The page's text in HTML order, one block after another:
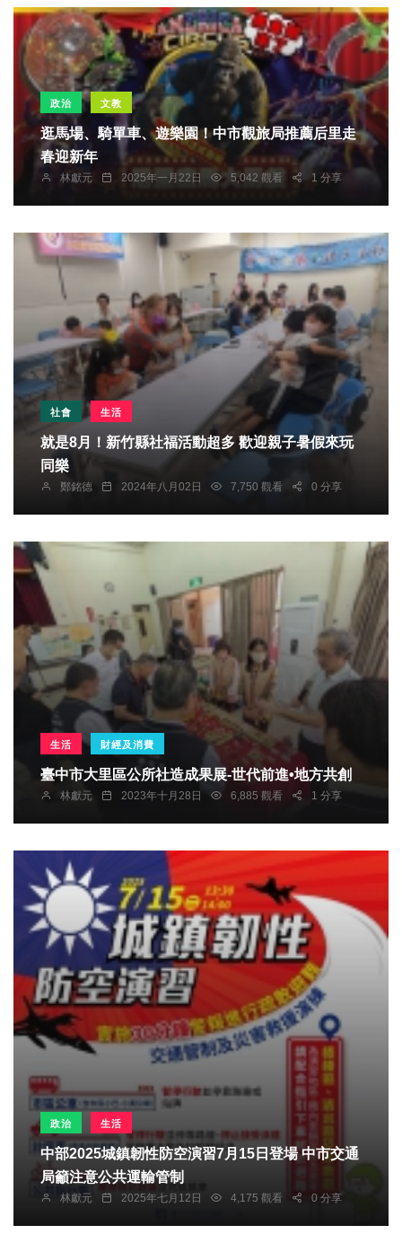
政治 文教
逛馬場、騎單車、遊樂園！中市觀旅局推薦后里走
春迎新年
林獻元 2025年一月22日 5,042 觀看 1 分享
社會 生活
就是8月！新竹縣社福活動超多 歡迎親子暑假來玩
同樂
鄭銘德 2024年八月02日 7,750 觀看 0 分享
生活 財經及消費
臺中市大里區公所社造成果展-世代前進•地方共創
林獻元 2023年十月28日 6,885 觀看 1 分享
政治 生活
中部2025城鎮韌性防空演習7月15日登場 中市交通
局籲注意公共運輸管制
林獻元 2025年七月12日 4,175 觀看 0 分享